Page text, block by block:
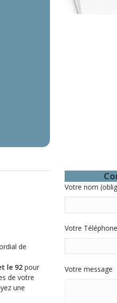
de
le 92 pour
de votre
une
Votre nom
Votre
Votre message